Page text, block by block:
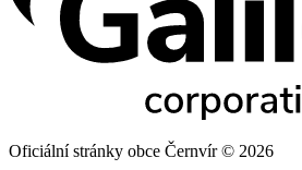
Oficiální stránky obce Černvír © 2026